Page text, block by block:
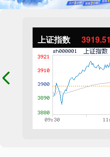
上证指数 3919.51